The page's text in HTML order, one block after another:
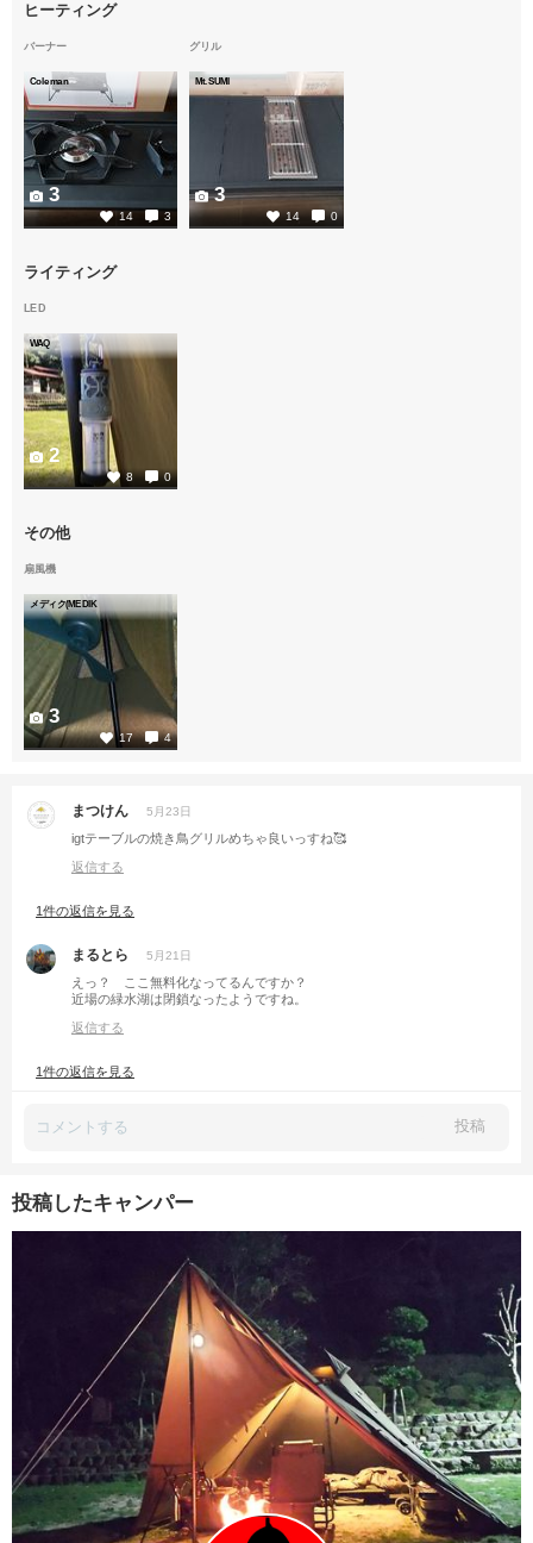
ヒーティング
バーナー
Coleman
14 3
3
グリル
Mt.SUMI
14 0
3
ライティング
LED
WAQ
8 0
2
その他
扇風機
メディク(MEDIK
17 4
3
まつけん 5月23日
igtテーブルの焼き鳥グリルめちゃ良いっすね🥰
返信する
1件の返信を見る
まるとら 5月21日
えっ？ ここ無料化なってるんですか？
近場の緑水湖は閉鎖なったようですね。
返信する
1件の返信を見る
投稿
投稿したキャンパー